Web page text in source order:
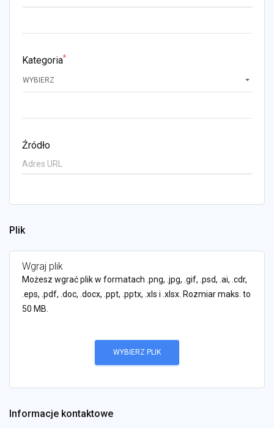
Kategoria*
WYBIERZ
Źródło
Plik
Wgraj plik
Możesz wgrać plik w formatach .png, .jpg, .gif, .psd, .ai, .cdr,
.eps, .pdf, .doc, .docx, .ppt, .pptx, .xls i .xlsx. Rozmiar maks. to
50 MB.
WYBIERZ PLIK
Informacje kontaktowe